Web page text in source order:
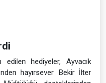
edilen hediyeler, Ayvacık
hayırsever Bekir İlter